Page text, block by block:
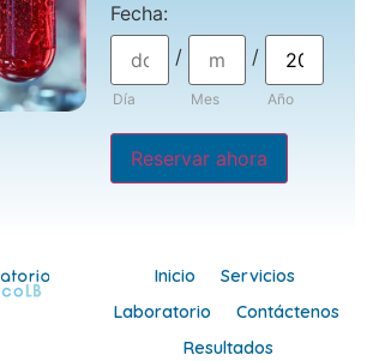
Fecha:
Día
/
Mes
/
Año
Reservar ahora
Inicio
Servicios
Laboratorio
Contáctenos
Resultados